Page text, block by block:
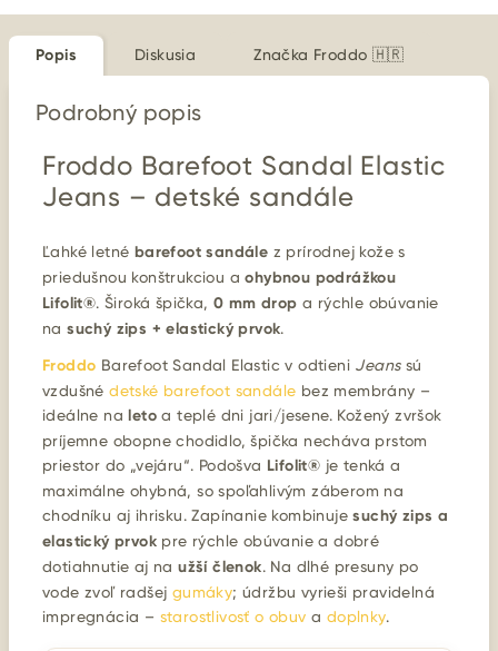
Popis Diskusia Značka Froddo 🇭🇷
Podrobný popis
Froddo Barefoot Sandal Elastic
Jeans – detské sandále
Ľahké letné barefoot sandále z prírodnej kože s
priedušnou konštrukciou aohybnou podrážkou
Lifolit®. Široká špička,0 mm drop a rýchle obúvanie
nasuchý zips + elastický prvok.
Froddo Barefoot Sandal Elastic v odtieni Jeanssú
vzdušnédetské barefoot sandále bez membrány –
ideálne naleto a teplé dni jari/jesene. Kožený zvršok
príjemne obopne chodidlo, špička necháva prstom
priestor do „vejáru“. Podošva Lifolit® je tenká a
maximálne ohybná, so spoľahlivým záberom na
chodníku aj ihrisku. Zapínanie kombinujesuchý zips a
elastický prvok pre rýchle obúvanie a dobré
dotiahnutie aj naužší členok. Na dlhé presuny po
vode zvoľ radšej gumáky; údržbu vyrieši pravidelná
impregnácia – starostlivosť o obuv a doplnky.